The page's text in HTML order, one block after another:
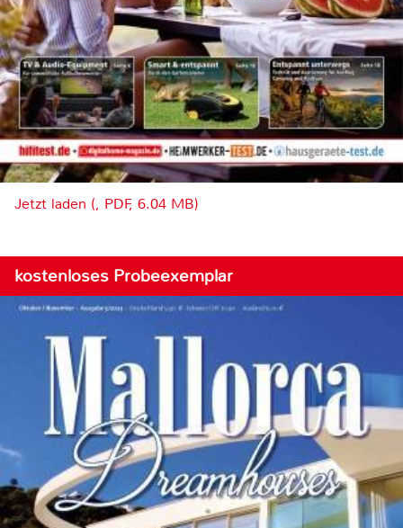
Jetzt laden (, PDF, 6.04 MB)
kostenloses Probeexemplar